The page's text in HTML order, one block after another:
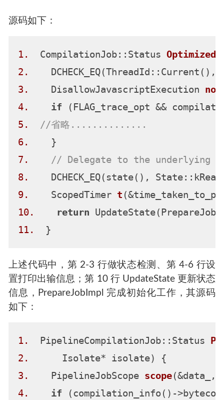
源码如下：
1.
  CompilationJob::Status
2.
3.
    DisallowJavascriptExecution
4.
if
5.
//省略..............
6.
7.
// Delegate to the underlying
8.
9.
    ScopedTimer
t
10.
return
11.
上述代码中，第 2-3 行做状态检测、第 4-6 行设
置打印出输信息；第 10 行 UpdateState 更新状态
信息，PrepareJobImpl 完成初始化工作，其源码
如下：
1.
  PipelineCompilationJob::Status
2.
      Isolate* isolate)
3.
    PipelineJobScope
scope(&data_,
4.
if